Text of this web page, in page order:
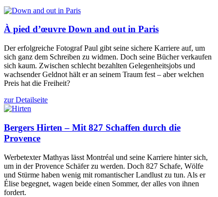
À pied d’œuvre Down and out in Paris
Der erfolgreiche Fotograf Paul gibt seine sichere Karriere auf, um
sich ganz dem Schreiben zu widmen. Doch seine Bücher verkaufen
sich kaum. Zwischen schlecht bezahlten Gelegenheitsjobs und
wachsender Geldnot hält er an seinem Traum fest – aber welchen
Preis hat die Freiheit?
zur Detailseite
Bergers Hirten – Mit 827 Schaffen durch die
Provence
Werbetexter Mathyas lässt Montréal und seine Karriere hinter sich,
um in der Provence Schäfer zu werden. Doch 827 Schafe, Wölfe
und Stürme haben wenig mit romantischer Landlust zu tun. Als er
Élise begegnet, wagen beide einen Sommer, der alles von ihnen
fordert.